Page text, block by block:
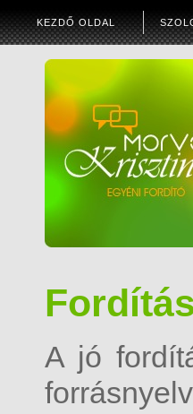
KEZDŐ OLDAL
A jó